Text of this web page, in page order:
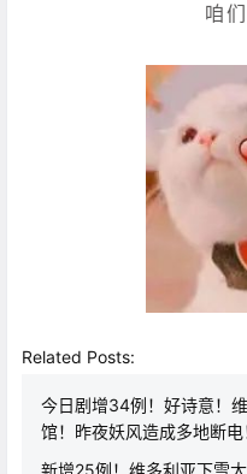
咱
Related Posts:
今日剧增34例！好诗意！
馆！昨夜妖风造成多地断电